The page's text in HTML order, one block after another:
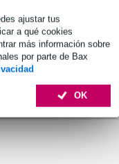
ajustar tus
a qué cookies
más información sobre
por parte de Bax
OK